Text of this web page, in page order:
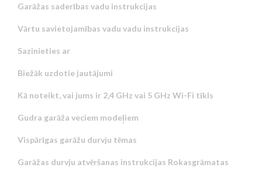
Garāžas saderības vadu instrukcijas
Vārtu savietojamības vadu vadu instrukcijas
Sazinieties ar
Biežāk uzdotie jautājumi
Kā noteikt, vai jums ir 2,4 GHz vai 5 GHz Wi-Fi tīkls
Gudra garāža veciem modeļiem
Vispārīgas garāžu durvju tēmas
Garāžas durvju atvēršanas instrukcijas Rokasgrāmatas